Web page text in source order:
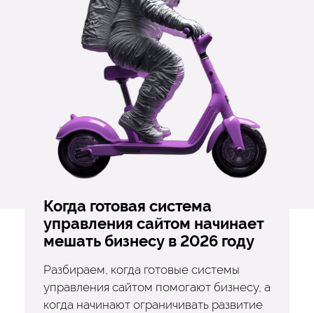
Когда готовая система
управления сайтом начинает
мешать бизнесу в 2026 году
Разбираем, когда готовые системы
управления сайтом помогают бизнесу, а
когда начинают ограничивать развитие